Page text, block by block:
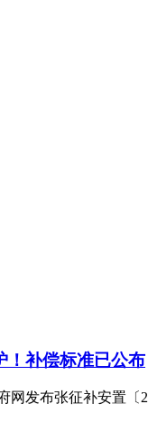
！补偿标准已公布
发布张征补安置〔